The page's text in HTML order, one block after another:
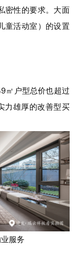
密性的要求。大面
童活动室）的设置
户型总价也超过
力雄厚的改善型买
服务